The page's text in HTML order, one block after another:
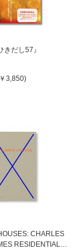
きだし57』
￥3,850)
CHARLES
RESIDENTIAL